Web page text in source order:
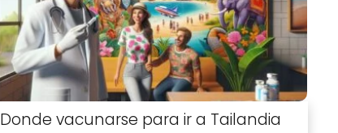
Donde vacunarse para ir a Tailandia